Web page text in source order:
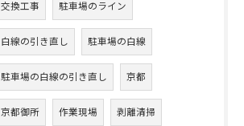
交換工事 駐車場のライン
白線の引き直し 駐車場の白線
駐車場の白線の引き直し 京都
京都御所 作業現場 剥離清掃